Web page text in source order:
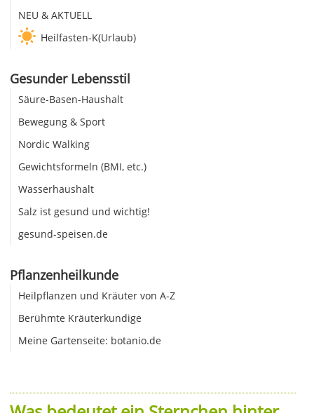
NEU & AKTUELL
Heilfasten-K(Urlaub)
Gesunder Lebensstil
Säure-Basen-Haushalt
Bewegung & Sport
Nordic Walking
Gewichtsformeln (BMI, etc.)
Wasserhaushalt
Salz ist gesund und wichtig!
gesund-speisen.de
Pflanzenheilkunde
Heilpflanzen und Kräuter von A-Z
Berühmte Kräuterkundige
Meine Gartenseite: botanio.de